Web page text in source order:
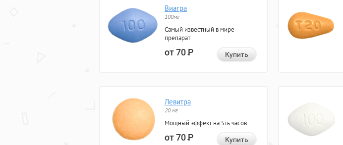
Виагра
100мг
Самый известный в мире
препарат
от 70Р Купить
Левитра
20 мг
Мощный эффект на 5ть часов.
от 70Р Купить